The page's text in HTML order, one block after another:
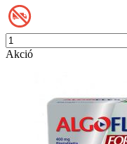
Akció